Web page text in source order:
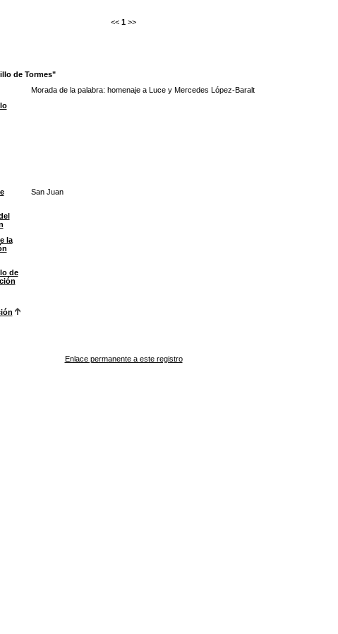
<< 1 >>
de Tormes"
Morada de la palabra: homenaje a Luce y Mercedes López-Baralt
San Juan
la
de
Enlace permanente a este registro